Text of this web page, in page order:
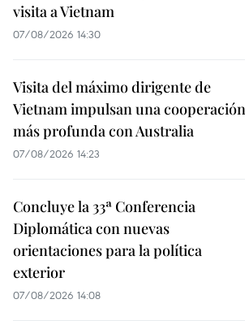
visita a Vietnam
07/08/2026 14:30
Visita del máximo dirigente de
Vietnam impulsan una cooperación
más profunda con Australia
07/08/2026 14:23
Concluye la 33ª Conferencia
Diplomática con nuevas
orientaciones para la política
exterior
07/08/2026 14:08